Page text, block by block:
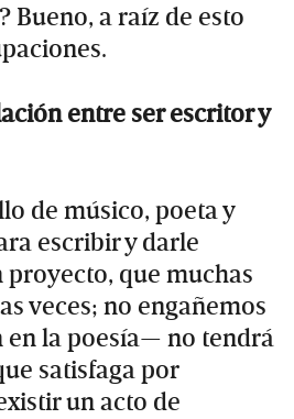
Bueno, a raíz de esto
entre ser escritor y
de músico, poeta y
escribir y darle
que muchas
veces; no engañemos
en la poesía— no tendrá
satisfaga por
un acto de